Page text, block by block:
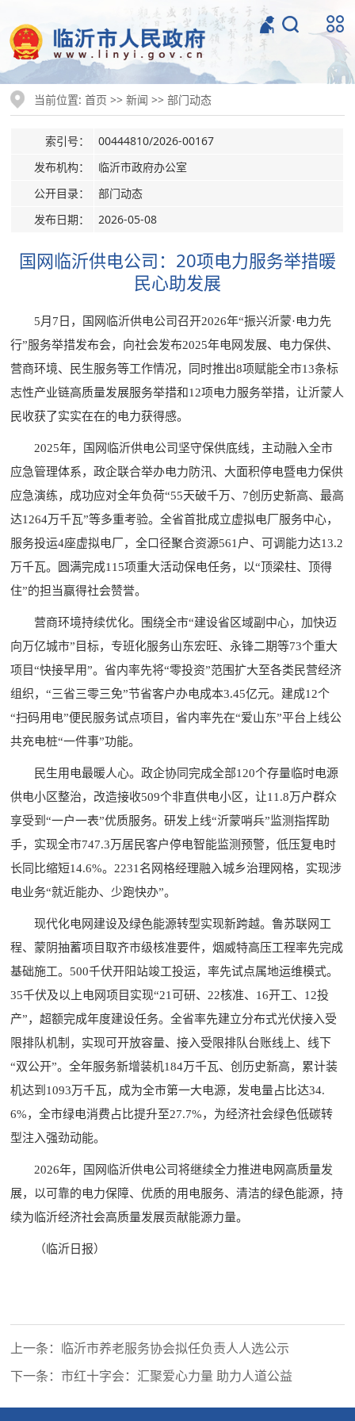
当前位置:首页 >>新闻 >>部门动态
索引号：
00444810/2026-00167
发布机构：
临沂市政府办公室
公开目录：
部门动态
发布日期：
2026-05-08
国网临沂供电公司：20项电力服务举措暖
民心助发展
5月7日，国网临沂供电公司召开2026年“振兴沂蒙·电力先
行”服务举措发布会，向社会发布2025年电网发展、电力保供、
营商环境、民生服务等工作情况，同时推出8项赋能全市13条标
志性产业链高质量发展服务举措和12项电力服务举措，让沂蒙人
民收获了实实在在的电力获得感。
2025年，国网临沂供电公司坚守保供底线，主动融入全市
应急管理体系，政企联合举办电力防汛、大面积停电暨电力保供
应急演练，成功应对全年负荷“55天破千万、7创历史新高、最高
达1264万千瓦”等多重考验。全省首批成立虚拟电厂服务中心，
服务投运4座虚拟电厂，全口径聚合资源561户、可调能力达13.2
万千瓦。圆满完成115项重大活动保电任务，以“顶梁柱、顶得
住”的担当赢得社会赞誉。
营商环境持续优化。围绕全市“建设省区域副中心，加快迈
向万亿城市”目标，专班化服务山东宏旺、永锋二期等73个重大
项目“快接早用”。省内率先将“零投资”范围扩大至各类民营经济
组织，“三省三零三免”节省客户办电成本3.45亿元。建成12个
“扫码用电”便民服务试点项目，省内率先在“爱山东”平台上线公
共充电桩“一件事”功能。
民生用电最暖人心。政企协同完成全部120个存量临时电源
供电小区整治，改造接收509个非直供电小区，让11.8万户群众
享受到“一户一表”优质服务。研发上线“沂蒙哨兵”监测指挥助
手，实现全市747.3万居民客户停电智能监测预警，低压复电时
长同比缩短14.6%。2231名网格经理融入城乡治理网格，实现涉
电业务“就近能办、少跑快办”。
现代化电网建设及绿色能源转型实现新跨越。鲁苏联网工
程、蒙阴抽蓄项目取齐市级核准要件，烟威特高压工程率先完成
基础施工。500千伏开阳站竣工投运，率先试点属地运维模式。
35千伏及以上电网项目实现“21可研、22核准、16开工、12投
产”，超额完成年度建设任务。全省率先建立分布式光伏接入受
限排队机制，实现可开放容量、接入受限排队台账线上、线下
“双公开”。全年服务新增装机184万千瓦、创历史新高，累计装
机达到1093万千瓦，成为全市第一大电源，发电量占比达34.
6%，全市绿电消费占比提升至27.7%，为经济社会绿色低碳转
型注入强劲动能。
2026年，国网临沂供电公司将继续全力推进电网高质量发
展，以可靠的电力保障、优质的用电服务、清洁的绿色能源，持
续为临沂经济社会高质量发展贡献能源力量。
（临沂日报）
上一条：临沂市养老服务协会拟任负责人人选公示
下一条：市红十字会：汇聚爱心力量 助力人道公益